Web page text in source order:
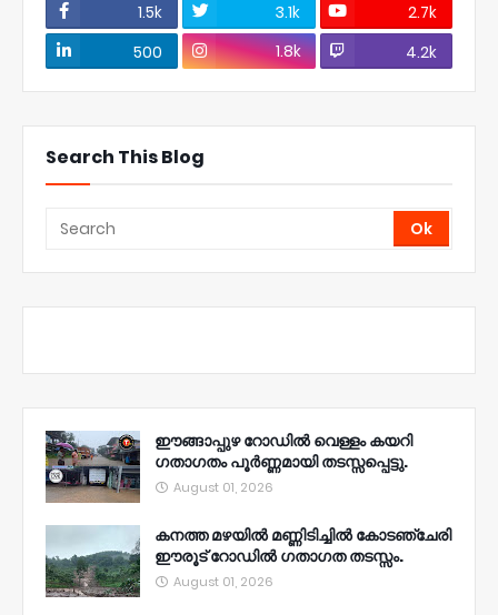
1.5k 3.1k
2.7k
500
1.8k 4.2k
Search This Blog
ഈങ്ങാപ്പുഴ റോഡിൽ വെള്ളം കയറി
ഗതാഗതം പൂർണ്ണമായി തടസ്സപ്പെട്ടു.
August 01, 2026
കനത്ത മഴയിൽ മണ്ണിടിച്ചിൽ കോടഞ്ചേരി
ഈരൂട് റോഡിൽ ഗതാഗത തടസ്സം.
August 01, 2026